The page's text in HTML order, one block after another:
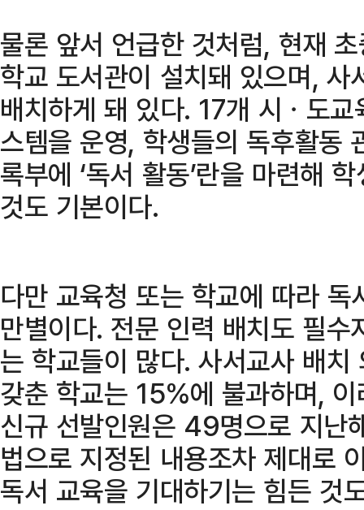
물론 앞서 언급한 것처럼, 현재
학교 도서관이 설치돼 있으며,
배치하게 돼 있다. 17개 시ㆍ도
스템을 운영, 학생들의 독후활동
록부에 ‘독서 활동’란을 마련해
것도 기본이다.
다만 교육청 또는 학교에 따라
만별이다. 전문 인력 배치도 필
는 학교들이 많다. 사서교사 배
갖춘 학교는 15%에 불과하며,
신규 선발인원은 49명으로 지난
법으로 지정된 내용조차 제대로
독서 교육을 기대하기는 힘든 것